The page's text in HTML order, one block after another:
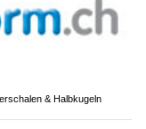
& Halbkugeln